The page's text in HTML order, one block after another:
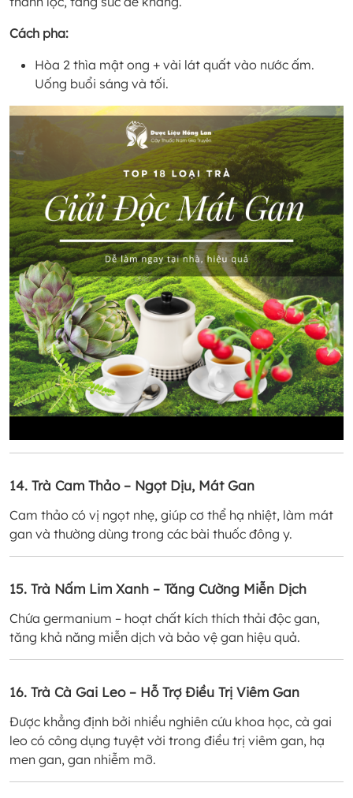
Cách pha:
Hòa 2 thìa mật ong + vài lát quất vào nước ấm.
Uống buổi sáng và tối.
14. Trà Cam Thảo – Ngọt Dịu, Mát Gan
Cam thảo có vị ngọt nhẹ, giúp cơ thể hạ nhiệt, làm mát
gan và thường dùng trong các bài thuốc đông y.
15. Trà Nấm Lim Xanh – Tăng Cường Miễn Dịch
Chứa germanium – hoạt chất kích thích thải độc gan,
tăng khả năng miễn dịch và bảo vệ gan hiệu quả.
16. Trà Cà Gai Leo – Hỗ Trợ Điều Trị Viêm Gan
Được khẳng định bởi nhiều nghiên cứu khoa học, cà gai
leo có công dụng tuyệt vời trong điều trị viêm gan, hạ
men gan, gan nhiễm mỡ.